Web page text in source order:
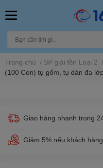
Trang chủ / SP giải tồn Loại 2 /
(100 Con) tụ gốm, tụ dán đa
Giao hàng nhanh trong
Giảm 5% nếu khách